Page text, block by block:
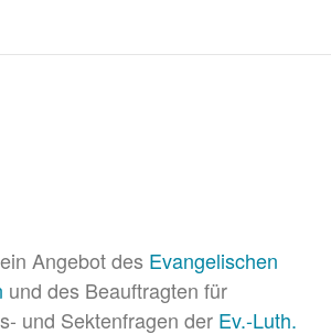
Angebot des Evangelischen
und des Beauftragten für
und Sektenfragen der Ev.-Luth.